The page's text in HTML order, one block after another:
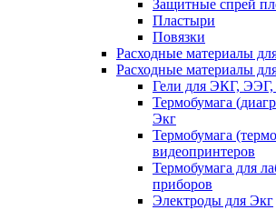
Защитные спрей
Пластыри
Повязки
Расходные материалы
Расходные материалы
Гели для ЭКГ,
Термобумага
Экг
Термобумага
видеопринтеров
Термобумага для
приборов
Электроды для Экг